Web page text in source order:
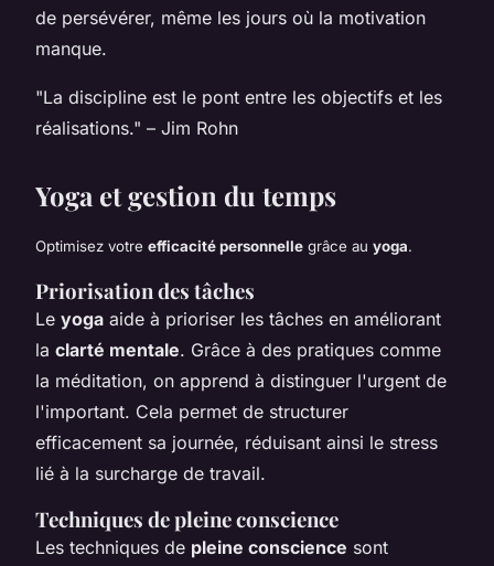
de persévérer, même les jours où la motivation
manque.
"La discipline est le pont entre les objectifs et les
réalisations." – Jim Rohn
Yoga et gestion du temps
Optimisez votre efficacité personnelle grâce au yoga.
Priorisation des tâches
Le yoga aide à prioriser les tâches en améliorant
la clarté mentale. Grâce à des pratiques comme
la méditation, on apprend à distinguer l'urgent de
l'important. Cela permet de structurer
efficacement sa journée, réduisant ainsi le stress
lié à la surcharge de travail.
Techniques de pleine conscience
Les techniques de pleine conscience sont